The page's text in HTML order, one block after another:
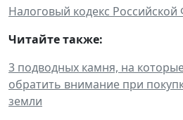
Налоговый кодекс
Читайте также:
3 подводных камня, на
обратить внимание при
земли